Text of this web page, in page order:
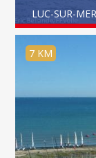
LUC-SUR-
7 KM